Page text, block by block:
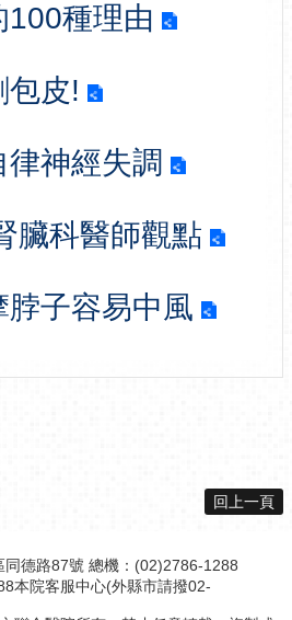
100種理由
包皮!
神經失調
臟科醫師觀點
脖子容易中風
回上一頁
德路87號 總機：(02)2786-1288
本院客服中心(外縣市請撥02-